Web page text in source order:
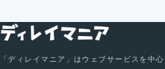
「ディレイマニア」はウェブサービスを中